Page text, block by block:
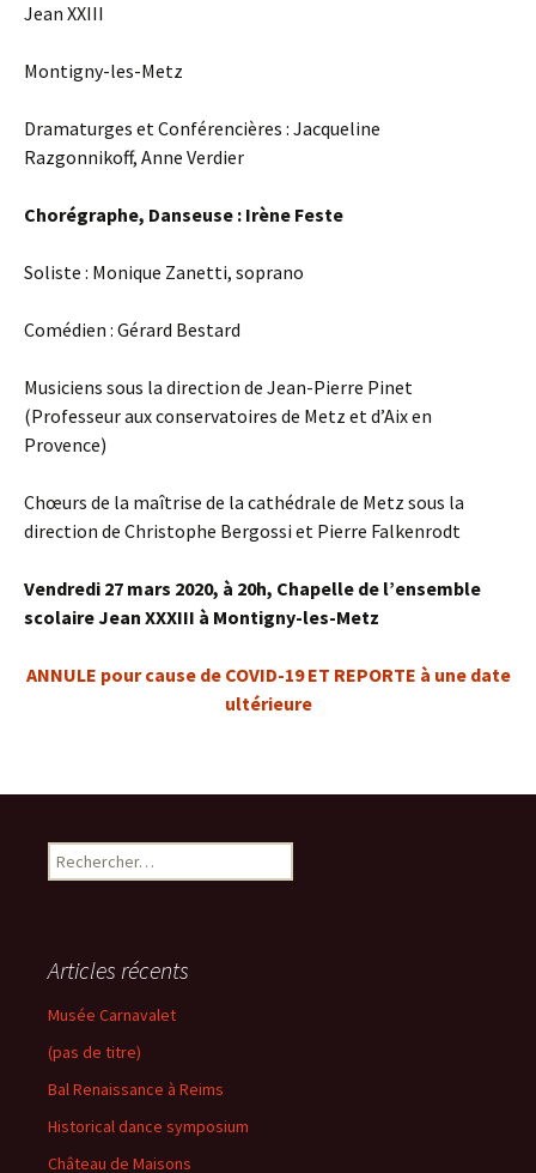
Jean XXIII
Montigny-les-Metz
Dramaturges et Conférencières : Jacqueline
Razgonnikoff, Anne Verdier
Chorégraphe, Danseuse : Irène Feste
Soliste : Monique Zanetti, soprano
Comédien : Gérard Bestard
Musiciens sous la direction de Jean-Pierre Pinet
(Professeur aux conservatoires de Metz et d’Aix en
Provence)
Chœurs de la maîtrise de la cathédrale de Metz sous la
direction de Christophe Bergossi et Pierre Falkenrodt
Vendredi 27 mars 2020, à 20h, Chapelle de l’ensemble
scolaire Jean XXXIII à Montigny-les-Metz
ANNULE pour cause de COVID-19 ET REPORTE à une date
ultérieure
Rechercher :
Articles récents
Musée Carnavalet
(pas de titre)
Bal Renaissance à Reims
Historical dance symposium
Château de Maisons